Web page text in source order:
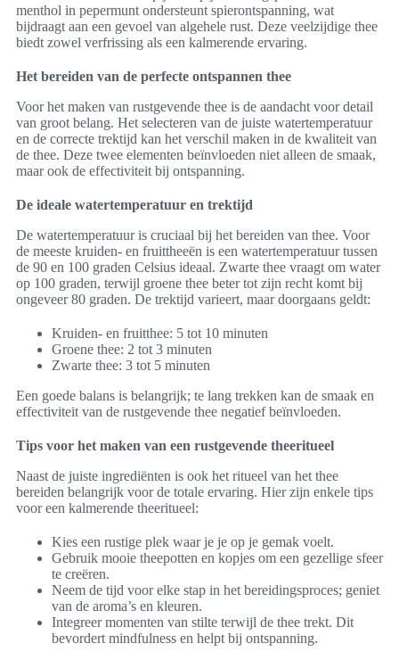
menthol in pepermunt ondersteunt spierontspanning, wat
bijdraagt aan een gevoel van algehele rust. Deze veelzijdige thee
biedt zowel verfrissing als een kalmerende ervaring.
Het bereiden van de perfecte ontspannen thee
Voor het maken van rustgevende thee is de aandacht voor detail
van groot belang. Het selecteren van de juiste watertemperatuur
en de correcte trektijd kan het verschil maken in de kwaliteit van
de thee. Deze twee elementen beïnvloeden niet alleen de smaak,
maar ook de effectiviteit bij ontspanning.
De ideale watertemperatuur en trektijd
De watertemperatuur is cruciaal bij het bereiden van thee. Voor
de meeste kruiden- en fruittheeën is een watertemperatuur tussen
de 90 en 100 graden Celsius ideaal. Zwarte thee vraagt om water
op 100 graden, terwijl groene thee beter tot zijn recht komt bij
ongeveer 80 graden. De trektijd varieert, maar doorgaans geldt:
Kruiden- en fruitthee: 5 tot 10 minuten
Groene thee: 2 tot 3 minuten
Zwarte thee: 3 tot 5 minuten
Een goede balans is belangrijk; te lang trekken kan de smaak en
effectiviteit van de rustgevende thee negatief beïnvloeden.
Tips voor het maken van een rustgevende theeritueel
Naast de juiste ingrediënten is ook het ritueel van het thee
bereiden belangrijk voor de totale ervaring. Hier zijn enkele tips
voor een kalmerende theeritueel:
Kies een rustige plek waar je je op je gemak voelt.
Gebruik mooie theepotten en kopjes om een gezellige sfeer
te creëren.
Neem de tijd voor elke stap in het bereidingsproces; geniet
van de aroma’s en kleuren.
Integreer momenten van stilte terwijl de thee trekt. Dit
bevordert mindfulness en helpt bij ontspanning.